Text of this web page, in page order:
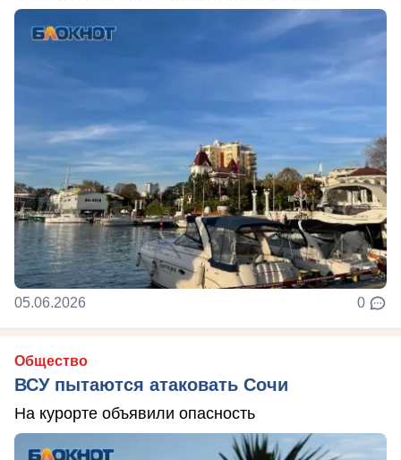
05.06.2026 0
Общество
ВСУ пытаются атаковать Сочи
На курорте объявили опасность